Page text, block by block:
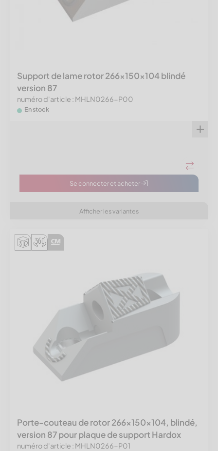
Support de lame rotor 266x150x104 blindé
version 87
numéro d'article : MHLN0266-P00
En stock
Se connecter et acheter
Afficher les variantes
Porte-couteau de rotor 266x150x104, blindé,
version 87 pour plaque de support Hardox
numéro d'article : MHLN0266-P01